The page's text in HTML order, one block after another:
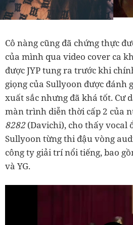
Cô nàng cũng đã chứng thực
của mình qua video cover ca
được JYP tung ra trước khi
giọng của Sullyoon được đánh
xuất sắc nhưng đã khá tốt. Cư
màn trình diễn thời cấp 2 của
8282(Davichi), cho thấy vocal
Sullyoon từng thi đậu vòng
công ty giải trí nổi tiếng, bao
và YG.